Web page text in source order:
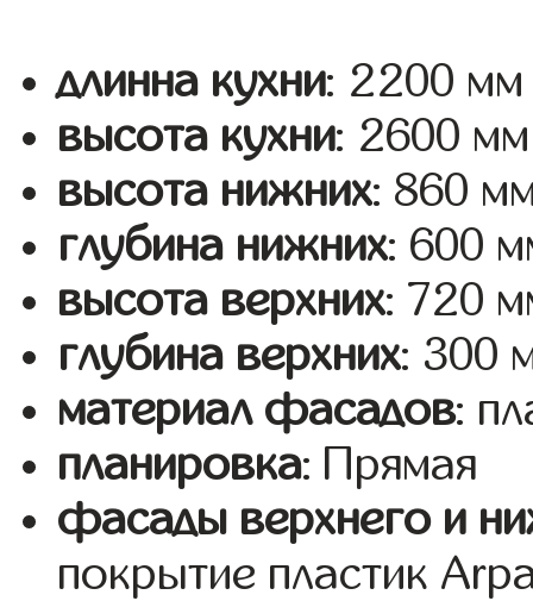
длинна кухни: 2200 мм
высота кухни: 2600 мм
высота нижних: 860
глубина нижних: 600
высота верхних: 720
глубина верхних: 300
материал фасадов:
планировка: Прямая
фасады верхнего и
покрытие пластик